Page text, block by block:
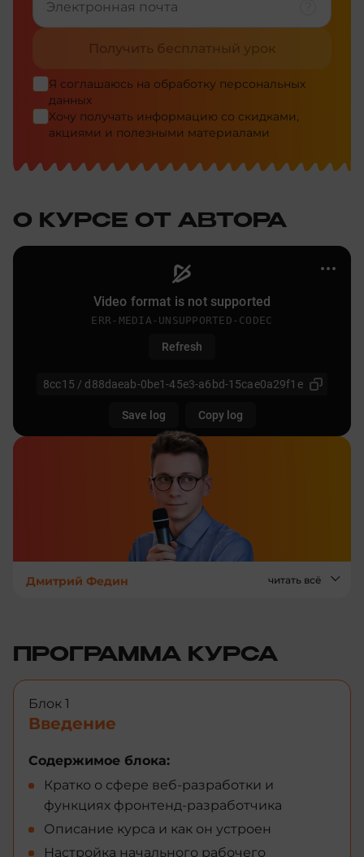
Получить бесплатный урок
Я соглашаюсь на обработку персональных
данных
Хочу получать информацию со скидками,
акциями и полезными материалами
О КУРСЕ ОТ АВТОРА
Дмитрий Федин читать всё
ПРОГРАММА КУРСА
Блок 1
Введение
Содержимое блока:
Кратко о сфере веб-разработки и
функциях фронтенд-разработчика
Описание курса и как он устроен
Настройка начального рабочего